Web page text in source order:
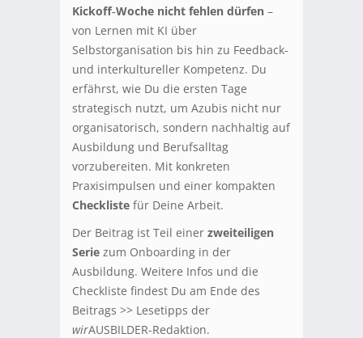
Kickoff‑Woche nicht fehlen dürfen –
von Lernen mit KI über
Selbstorganisation bis hin zu Feedback‑
und interkultureller Kompetenz. Du
erfährst, wie Du die ersten Tage
strategisch nutzt, um Azubis nicht nur
organisatorisch, sondern nachhaltig auf
Ausbildung und Berufsalltag
vorzubereiten. Mit konkreten
Praxisimpulsen und einer kompakten
Checkliste für Deine Arbeit.
Der Beitrag ist Teil einer zweiteiligen
Serie zum Onboarding in der
Ausbildung. Weitere Infos und die
Checkliste findest Du am Ende des
Beitrags >> Lesetipps der
wirAUSBILDER-Redaktion.